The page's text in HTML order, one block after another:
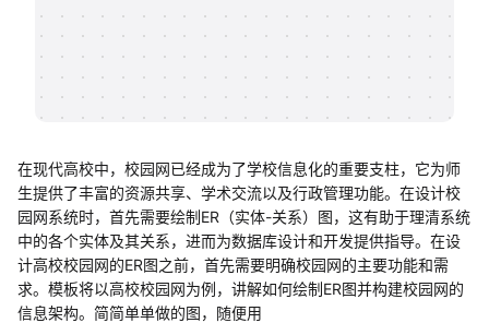
在现代高校中，校园网已经成为了学校信息化的重要支柱，它为师
生提供了丰富的资源共享、学术交流以及行政管理功能。在设计校
园网系统时，首先需要绘制ER（实体-关系）图，这有助于理清系统
中的各个实体及其关系，进而为数据库设计和开发提供指导。在设
计高校校园网的ER图之前，首先需要明确校园网的主要功能和需
求。模板将以高校校园网为例，讲解如何绘制ER图并构建校园网的
信息架构。简简单单做的图，随便用